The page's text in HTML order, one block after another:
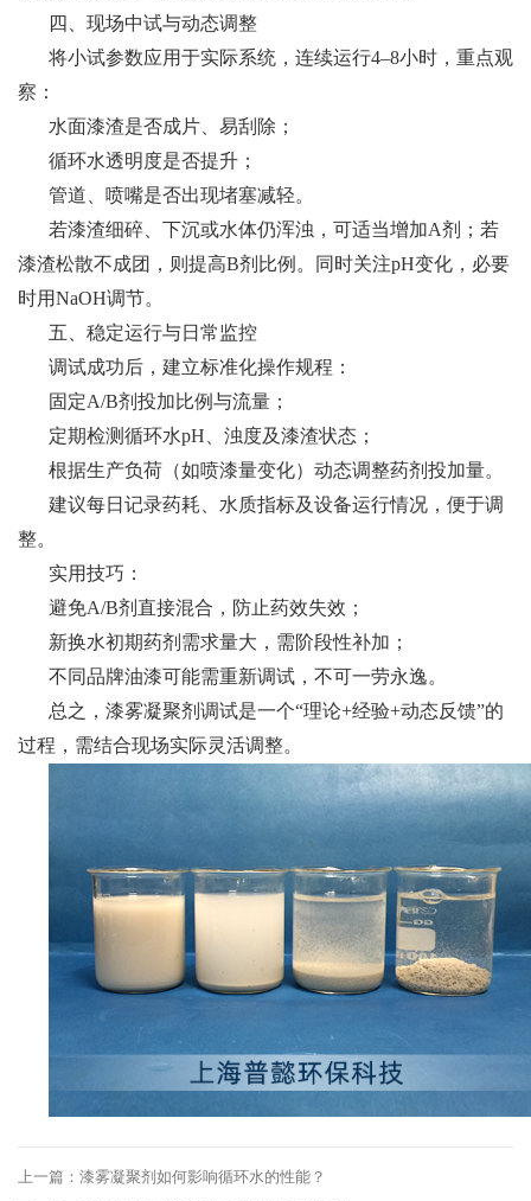
四、现场中试与动态调整
将小试参数应用于实际系统，连续运行4–8小时，重点观
察：
水面漆渣是否成片、易刮除；
循环水透明度是否提升；
管道、喷嘴是否出现堵塞减轻。
若漆渣细碎、下沉或水体仍浑浊，可适当增加A剂；若
漆渣松散不成团，则提高B剂比例。同时关注pH变化，必要
时用NaOH调节。
五、稳定运行与日常监控
调试成功后，建立标准化操作规程：
固定A/B剂投加比例与流量；
定期检测循环水pH、浊度及漆渣状态；
根据生产负荷（如喷漆量变化）动态调整药剂投加量。
建议每日记录药耗、水质指标及设备运行情况，便于调
整。
实用技巧：
避免A/B剂直接混合，防止药效失效；
新换水初期药剂需求量大，需阶段性补加；
不同品牌油漆可能需重新调试，不可一劳永逸。
总之，漆雾凝聚剂调试是一个“理论+经验+动态反馈”的
过程，需结合现场实际灵活调整。
上一篇：漆雾凝聚剂如何影响循环水的性能？